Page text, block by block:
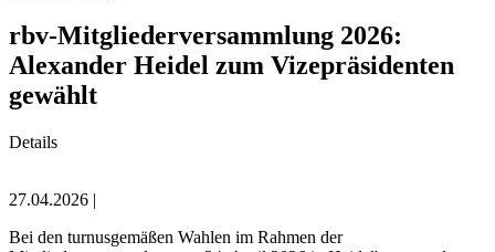
rbv-Mitgliederversammlung 2026:
Alexander Heidel zum Vizepräsidenten
gewählt
Details
27.04.2026 |
Bei den turnusgemäßen Wahlen im Rahmen der